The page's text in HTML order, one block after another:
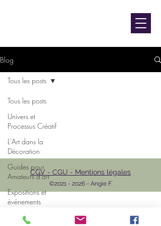
Blog
Tous les posts
Univers et
Processus Créatif
L'Art dans la
Décoration
Guides pour
Amateurs d'art
Expositions et
événements
L'Art et les
Tous les posts
CGV - CGU - Mentions légales
©2021 - 2026- Angie F.